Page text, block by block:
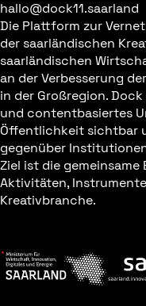
hallo@dock11.saarland
Die Plattform zur
der saarländischen
saarländischen
an der Verbesserung
in der Großregion.
und contentbasiertes
Öffentlichkeit sichtbar
gegenüber
Ziel ist die
Aktivitäten,
Kreativbranche.